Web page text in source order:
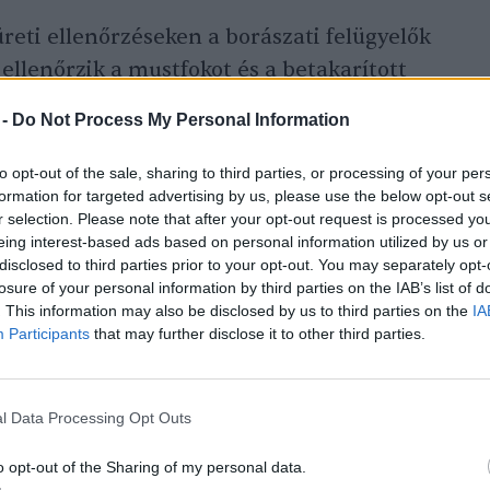
Do Not Process My Personal Information
opt-out of the sale, sharing to third parties, or processing of your
for targeted advertising by us, please use the below opt-out
selection. Please note that after your opt-out request is processed
interest-based ads based on personal information utilized by us
to third parties prior to your opt-out. You may separately
of your personal information by third parties on the IAB’s list of
This information may also be disclosed by us to third parties on the
Participants that may further disclose it to other third parties.
Data Processing Opt Outs
opt-out of the Sharing of my personal data.
ellenőrzéseken a borászati felügyelők
a mustfokot és a betakarított
pedig összevetik a borászat
szőlőmintavételt is. Ennek
leszüretelnek néhány liter bor
szőlőt, melyből pontosan
között elkészülnek 2025
analitikai értékei (többek között stabil
jelentenek majd a 2025-ös évjáratú
során.